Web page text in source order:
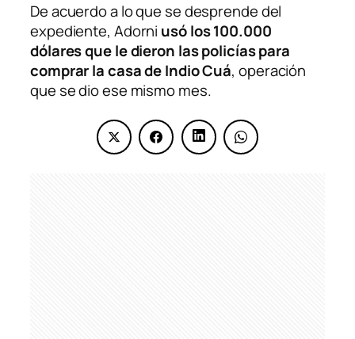
De acuerdo a lo que se desprende del
expediente, Adorni usó los 100.000
dólares que le dieron las policías para
comprar la casa de Indio Cuá, operación
que se dio ese mismo mes.